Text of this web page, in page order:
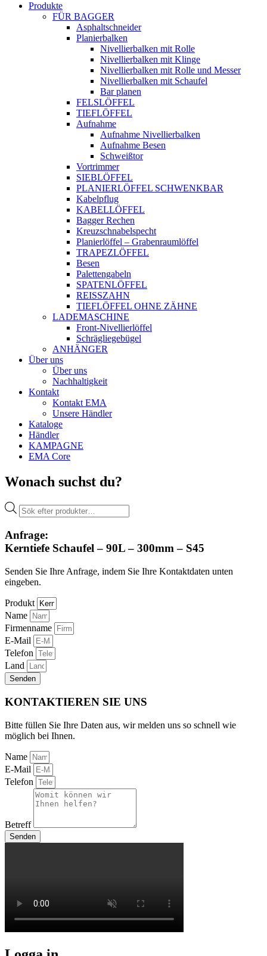
Produkte
FÜR BAGGER
Asphaltschneider
Planierbalken
Nivellierbalken mit Rolle
Nivellierbalken mit Klinge
Nivellierbalken mit Rolle und Messer
Nivellierbalken mit Schaufel
Bar planen
FELSLÖFFEL
TIEFLÖFFEL
Aufnahme
Aufnahme Nivellierbalken
Aufnahme Besen
Schweißtor
Vortrimmer
SIEBLÖFFEL
PLANIERLÖFFEL SCHWENKBAR
Kabelpflug
KABELLÖFFEL
Bagger Rechen
Kreuzschnabelspecht
Planierlöffel – Grabenraumlöffel
TRAPEZLÖFFEL
Besen
Palettengabeln
SPATENLÖFFEL
REISSZAHN
TIEFLÖFFEL OHNE ZÄHNE
LADEMASCHINE
Front-Nivellierlöffel
Schrägliegebügel
ANHÄNGER
Über uns
Über uns
Nachhaltigkeit
Kontakt
Kontakt EMA
Unsere Händler
Kataloge
Händler
KAMPAGNE
EMA Core
Wonach suchst du?
Products
search
Anfrage:
Kerntiefe Schaufel – 90L – 300mm – S45
Senden Sie Ihre Anfrage, indem Sie Ihre Kontaktdaten unten
eingeben.
Produkt
Name
Firmenname
E-Mail
Telefon
Land
Senden
KONTAKTIEREN SIE UNS
Bitte füllen Sie Ihre Daten aus, wir melden uns so schnell wie
möglich bei Ihnen.
Name
E-Mail
Telefon
Betreff
Senden